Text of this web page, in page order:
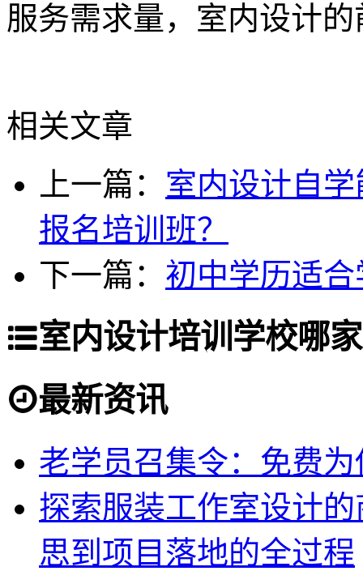
服务需求量，室内设计
相关文章
上一篇： 室内设计自
报名培训班？
下一篇： 初中学历适
室内设计培训学校哪
最新资讯
老学员召集令：免费
探索服装工作室设计
思到项目落地的全过程